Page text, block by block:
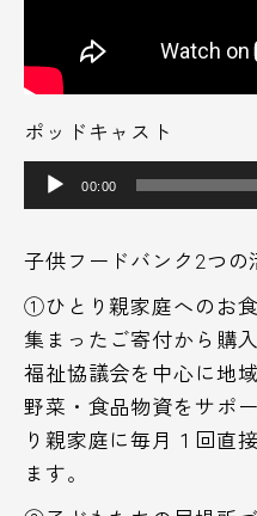
ポッドキャスト
声
レ
ー
ヤ
ー
00:00
子供フードバンク2つの
①ひとり親家庭へのお
集まったご寄付から購
福祉協議会を中心に地
野菜・食品物資をサポ
り親家庭に毎月１回直
ます。